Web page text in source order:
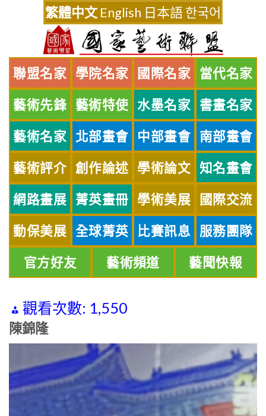
繁體中文 English 日本語한국어
聯盟名家 學院名家 國際名家 當代名家
藝術先鋒 藝術特使 水墨名家 書畫名家
藝術名家 北部畫會 中部畫會 南部畫會
藝術評介 創作論述 學術論文 知名畫會
網路畫展 菁英畫冊 學術美展 國際交流
動保美展 全球菁英 比賽訊息 服務團隊
官方好友 藝術頻道 藝聞快報
觀看次數: 1,550
陳錦隆